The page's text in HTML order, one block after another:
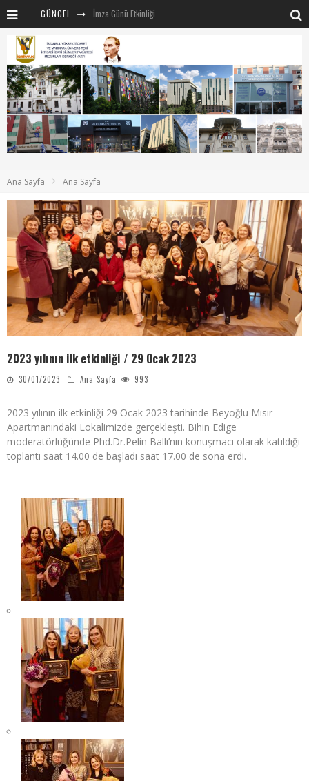
GÜNCEL İmza Günü Etkinliği
İSTİVAK 2025 Nisan Ayı Yönetim Kurulu Toplantısı
Mentör-Marmara projesi Kahvaltı Buluşması
“RUH VE BEDENİN UYANIŞI” konulu etkinliğimizden kareler
SAHNE SANATLARINDA İZ BIRAKAN CUMHURİYET KADINLARI
Ana Sayfa Ana Sayfa
2023 yılının ilk etkinliği / 29 Ocak 2023
30/01/2023 Ana Sayfa 993
2023 yılının ilk etkinliği 29 Ocak 2023 tarihinde Beyoğlu Mısır
Apartmanındaki Lokalimizde gerçekleşti. Bihin Edige
moderatörlüğünde Phd.Dr.Pelin Ballı’nın konuşmacı olarak katıldığı
toplantı saat 14.00 de başladı saat 17.00 de sona erdi.